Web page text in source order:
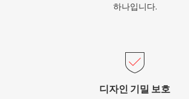
하나입니다.
디자인 기밀 보호